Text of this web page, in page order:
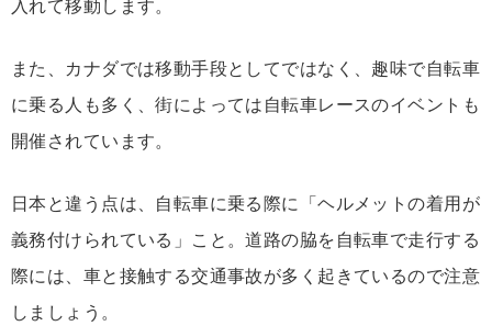
入れて移動します。
また、カナダでは移動手段としてではなく、趣味で自転車
に乗る人も多く、街によっては自転車レースのイベントも
開催されています。
日本と違う点は、自転車に乗る際に「ヘルメットの着用が
義務付けられている」こと。道路の脇を自転車で走行する
際には、車と接触する交通事故が多く起きているので注意
しましょう。